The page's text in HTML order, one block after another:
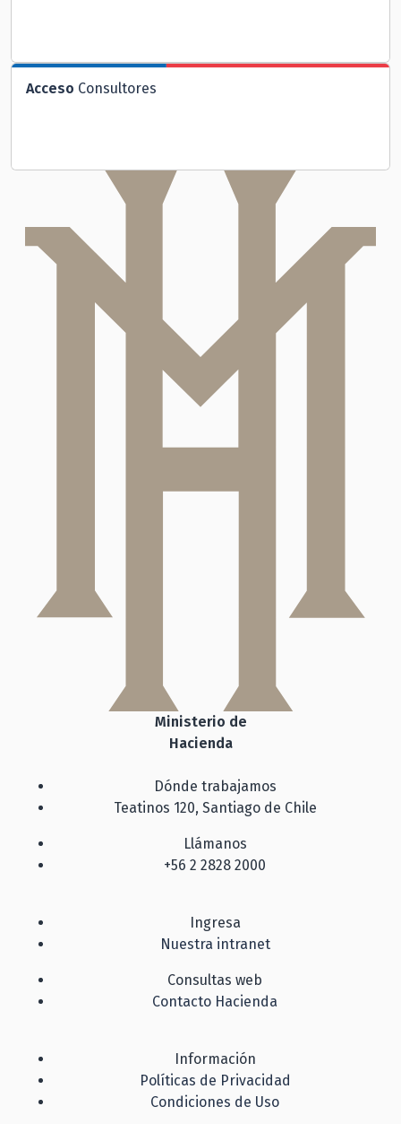
Acceso Consultores
Ministerio de
Hacienda
Dónde trabajamos
Teatinos 120, Santiago de Chile
Llámanos
+56 2 2828 2000
Ingresa
Nuestra intranet
Consultas web
Contacto Hacienda
Información
Políticas de Privacidad
Condiciones de Uso